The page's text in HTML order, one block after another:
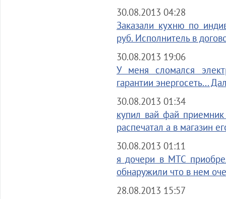
30.08.2013 04:28
Заказали кухню по
руб. Исполнитель в
30.08.2013 19:06
У меня сломался
гарантии энергосеть...
30.08.2013 01:34
купил вай фай
распечатал а в магазин
30.08.2013 01:11
я дочери в МТС
обнаружили что в нем
28.08.2013 15:57